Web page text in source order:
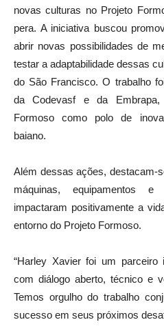
novas culturas no Projeto
pera. A iniciativa buscou
abrir novas possibilidades de
testar a adaptabilidade dessas
do São Francisco. O trabalho
da Codevasf e da
Formoso como polo de
baiano.
Além dessas ações, destacam-
máquinas, equipamentos
impactaram positivamente a
entorno do Projeto Formoso.
“Harley Xavier foi um parceiro
com diálogo aberto, técnico e
Temos orgulho do trabalho
sucesso em seus próximos